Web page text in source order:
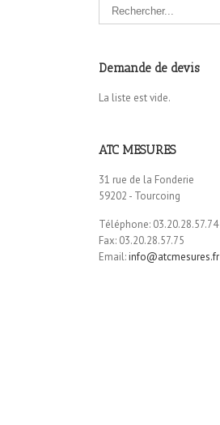
Demande de devis
La liste est vide.
ATC MESURES
31 rue de la Fonderie
59202 - Tourcoing
Téléphone: 03.20.28.57.74
Fax: 03.20.28.57.75
Email:info@atcmesures.fr